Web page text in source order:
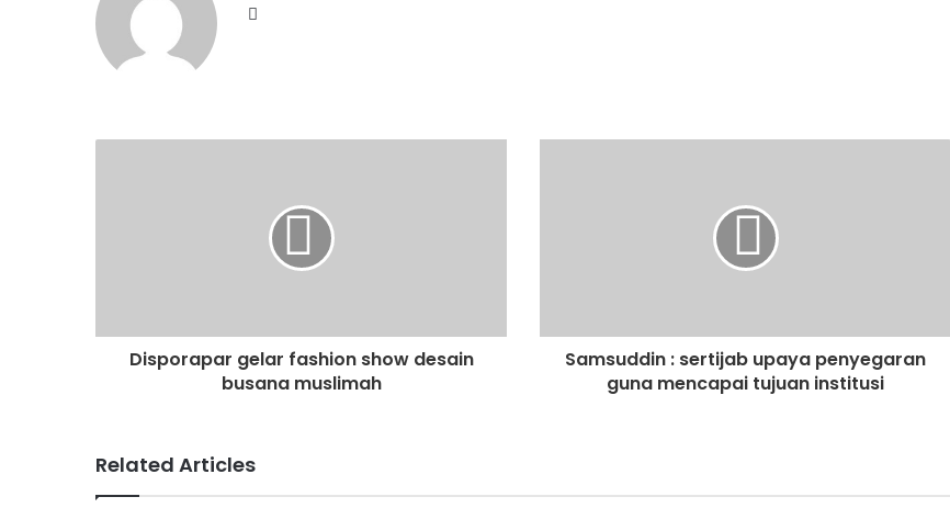
Website
Disporapar gelar fashion show desain
busana muslimah
Samsuddin : sertijab upaya penyegaran
guna mencapai tujuan institusi
Related Articles